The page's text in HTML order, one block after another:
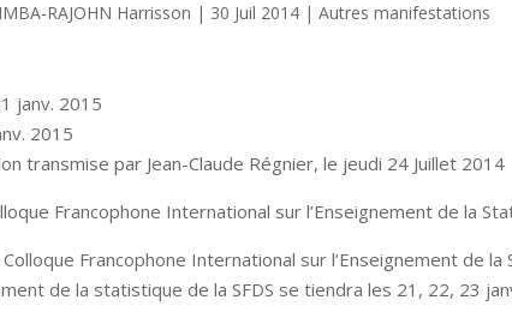
RAJOHN Harrisson | 30 Juil 2014 |Autres manifestations
janv. 2015
2015
transmise par Jean-Claude Régnier, le jeudi 24 Juillet 2014
Francophone International sur l’Enseignement de la
Francophone International sur l’Enseignement de
de la statistique de la SFDS se tiendra les 21, 22, 23